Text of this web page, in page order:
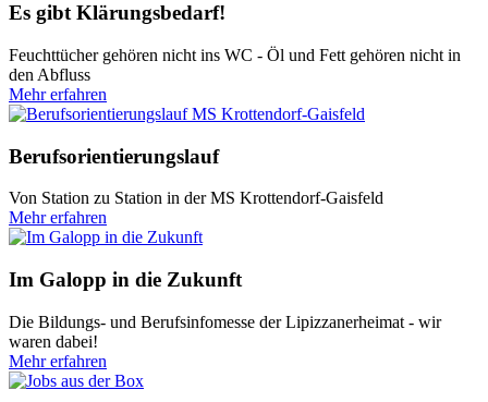
Es gibt Klärungsbedarf!
Feuchttücher gehören nicht ins WC - Öl und Fett gehören nicht in
den Abfluss
Mehr erfahren
Berufsorientierungslauf
Von Station zu Station in der MS Krottendorf-Gaisfeld
Mehr erfahren
Im Galopp in die Zukunft
Die Bildungs- und Berufsinfomesse der Lipizzanerheimat - wir
waren dabei!
Mehr erfahren